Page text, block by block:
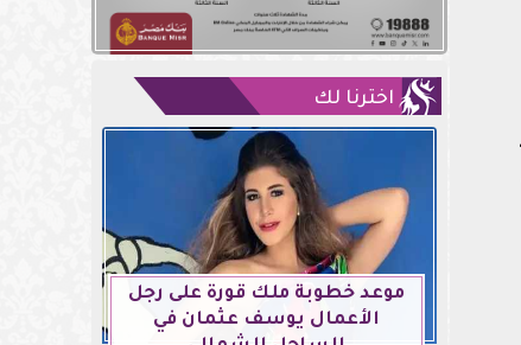
اخترنا لك
موعد خطوبة ملك قورة على رجل
الأعمال يوسف عثمان في